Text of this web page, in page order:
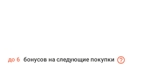
до 6 бонусов на следующие покупки